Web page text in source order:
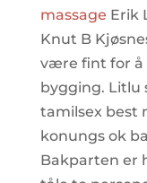
massage Erik
Knut B
være fint for å
bygging. Litlu
tamilsex best
konungs ok
Bakparten er